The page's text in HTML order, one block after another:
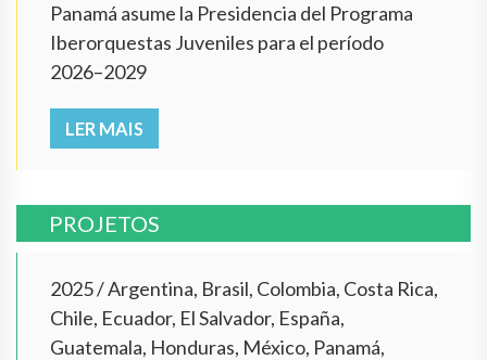
Panamá asume la Presidencia del Programa
Iberorquestas Juveniles para el período
2026–2029
LER MAIS
PROJETOS
2025/Argentina, Brasil, Colombia, Costa Rica,
Chile, Ecuador, El Salvador, España,
Guatemala, Honduras, México, Panamá,